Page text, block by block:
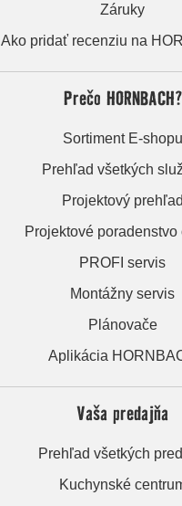
Záruky
Ako pridať recenziu na
Prečo HORNBACH?
Sortiment E-shopu
Prehľad všetkých
Projektový prehľad
Projektové poradenstvo
PROFI servis
Montážny servis
Plánovače
Aplikácia
Vaša predajňa
Prehľad všetkých
Kuchynské